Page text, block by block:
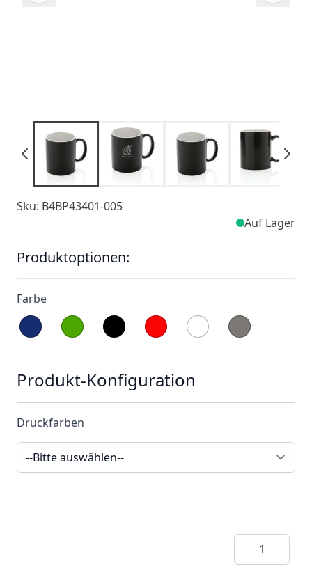
Sku: B4BP43401-005
Auf Lager
Produktoptionen:
Farbe
Produkt-Konfiguration
Druckfarben
Menge